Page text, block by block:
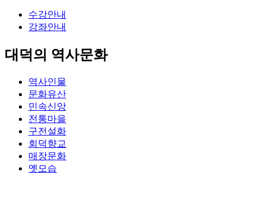
수강안내
강좌안내
대덕의 역사문화
역사인물
문화유산
민속신앙
전통마을
구전설화
회덕향교
매장문화
옛모습